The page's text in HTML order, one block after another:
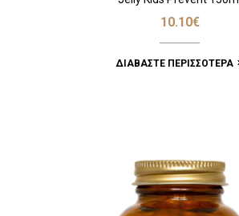
10.10€
ΔΙΑΒΆΣΤΕ ΠΕΡΙΣΣΌΤΕΡΑ